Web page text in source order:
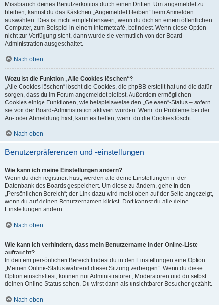
Missbrauch deines Benutzerkontos durch einen Dritten. Um angemeldet zu
bleiben, kannst du das Kästchen „Angemeldet bleiben“ beim Anmelden
auswählen. Dies ist nicht empfehlenswert, wenn du dich an einem öffentlichen
Computer, zum Beispiel in einem Internetcafé, befindest. Wenn diese Option
nicht zur Verfügung steht, dann wurde sie vermutlich von der Board-
Administration ausgeschaltet.
Nach oben
Wozu ist die Funktion „Alle Cookies löschen“?
„Alle Cookies löschen“ löscht die Cookies, die phpBB erstellt hat und die dafür
sorgen, dass du im Forum angemeldet bleibst. Außerdem ermöglichen
Cookies einige Funktionen, wie beispielsweise den „Gelesen“-Status – sofern
sie von der Board-Administration aktiviert wurden. Wenn du Probleme bei der
An- oder Abmeldung hast, kann es helfen, wenn du die Cookies löscht.
Nach oben
Benutzerpräferenzen und -einstellungen
Wie kann ich meine Einstellungen ändern?
Wenn du dich registriert hast, werden alle deine Einstellungen in der
Datenbank des Boards gespeichert. Um diese zu ändern, gehe in den
„Persönlichen Bereich“; der Link dazu wird meist oben auf der Seite angezeigt,
wenn du auf deinen Benutzernamen klickst. Dort kannst du alle deine
Einstellungen ändern.
Nach oben
Wie kann ich verhindern, dass mein Benutzername in der Online-Liste
auftaucht?
In deinem persönlichen Bereich findest du in den Einstellungen eine Option
„Meinen Online-Status während dieser Sitzung verbergen“. Wenn du diese
Option einschaltest, können nur Administratoren, Moderatoren und du selbst
deinen Online-Status sehen. Du wirst dann als unsichtbarer Besucher gezählt.
Nach oben